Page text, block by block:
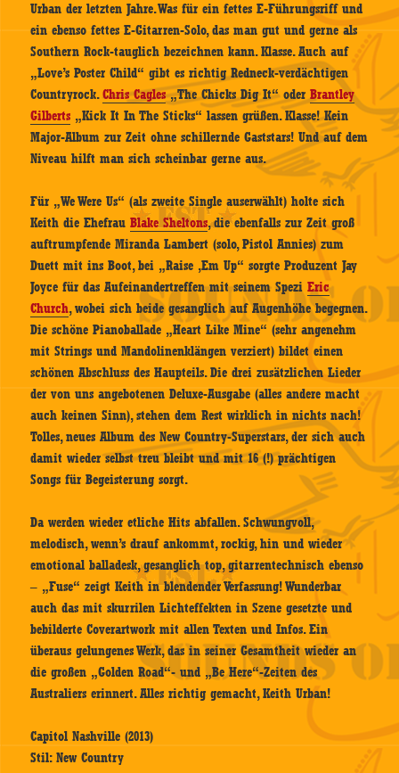
Urban der letzten Jahre. Was für ein fettes E-Führungsriff und
ein ebenso fettes E-Gitarren-Solo, das man gut und gerne als
Southern Rock-tauglich bezeichnen kann. Klasse. Auch auf
„Love’s Poster Child“ gibt es richtig Redneck-verdächtigen
Countryrock.Chris Cagles„The Chicks Dig It“ oderBrantley
Gilberts „Kick It In The Sticks“ lassen grüßen. Klasse! Kein
Major-Album zur Zeit ohne schillernde Gaststars! Und auf dem
Niveau hilft man sich scheinbar gerne aus.
Für „We Were Us“ (als zweite Single auserwählt) holte sich
Keith die EhefrauBlake Sheltons, die ebenfalls zur Zeit groß
auftrumpfende Miranda Lambert (solo, Pistol Annies) zum
Duett mit ins Boot, bei „Raise ‚Em Up“ sorgte Produzent Jay
Joyce für das Aufeinandertreffen mit seinem SpeziEric
Church, wobei sich beide gesanglich auf Augenhöhe begegnen.
Die schöne Pianoballade „Heart Like Mine“ (sehr angenehm
mit Strings und Mandolinenklängen verziert) bildet einen
schönen Abschluss des Haupteils. Die drei zusätzlichen Lieder
der von uns angebotenen Deluxe-Ausgabe (alles andere macht
auch keinen Sinn), stehen dem Rest wirklich in nichts nach!
Tolles, neues Album des New Country-Superstars, der sich auch
damit wieder selbst treu bleibt und mit 16 (!) prächtigen
Songs für Begeisterung sorgt.
Da werden wieder etliche Hits abfallen. Schwungvoll,
melodisch, wenn’s drauf ankommt, rockig, hin und wieder
emotional balladesk, gesanglich top, gitarrentechnisch ebenso
– „Fuse“ zeigt Keith in blendender Verfassung! Wunderbar
auch das mit skurrilen Lichteffekten in Szene gesetzte und
bebilderte Coverartwork mit allen Texten und Infos. Ein
überaus gelungenes Werk, das in seiner Gesamtheit wieder an
die großen „Golden Road“- und „Be Here“-Zeiten des
Australiers erinnert. Alles richtig gemacht, Keith Urban!
Capitol Nashville (2013)
Stil: New Country